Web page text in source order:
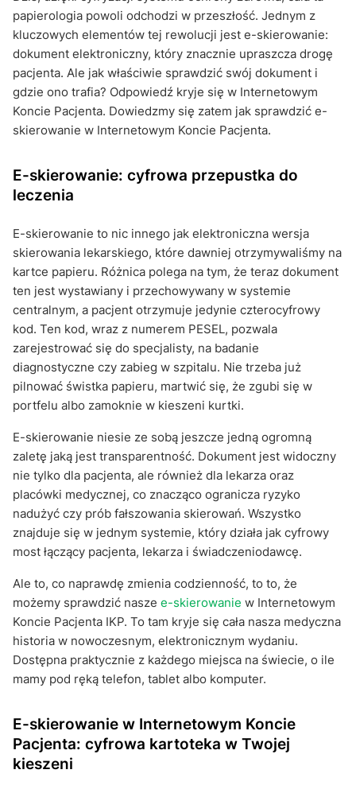
papierologia powoli odchodzi w przeszłość. Jednym z
kluczowych elementów tej rewolucji jest e-skierowanie:
dokument elektroniczny, który znacznie upraszcza drogę
pacjenta. Ale jak właściwie sprawdzić swój dokument i
gdzie ono trafia? Odpowiedź kryje się w Internetowym
Koncie Pacjenta. Dowiedzmy się zatem jak sprawdzić e-
skierowanie w Internetowym Koncie Pacjenta.
E-skierowanie: cyfrowa przepustka do
leczenia
E-skierowanie to nic innego jak elektroniczna wersja
skierowania lekarskiego, które dawniej otrzymywaliśmy na
kartce papieru. Różnica polega na tym, że teraz dokument
ten jest wystawiany i przechowywany w systemie
centralnym, a pacjent otrzymuje jedynie czterocyfrowy
kod. Ten kod, wraz z numerem PESEL, pozwala
zarejestrować się do specjalisty, na badanie
diagnostyczne czy zabieg w szpitalu. Nie trzeba już
pilnować świstka papieru, martwić się, że zgubi się w
portfelu albo zamoknie w kieszeni kurtki.
E-skierowanie niesie ze sobą jeszcze jedną ogromną
zaletę jaką jest transparentność. Dokument jest widoczny
nie tylko dla pacjenta, ale również dla lekarza oraz
placówki medycznej, co znacząco ogranicza ryzyko
nadużyć czy prób fałszowania skierowań. Wszystko
znajduje się w jednym systemie, który działa jak cyfrowy
most łączący pacjenta, lekarza i świadczeniodawcę.
Ale to, co naprawdę zmienia codzienność, to to, że
możemy sprawdzić nasze e-skierowanie w Internetowym
Koncie Pacjenta IKP. To tam kryje się cała nasza medyczna
historia w nowoczesnym, elektronicznym wydaniu.
Dostępna praktycznie z każdego miejsca na świecie, o ile
mamy pod ręką telefon, tablet albo komputer.
E-skierowanie w Internetowym Koncie
Pacjenta: cyfrowa kartoteka w Twojej
kieszeni